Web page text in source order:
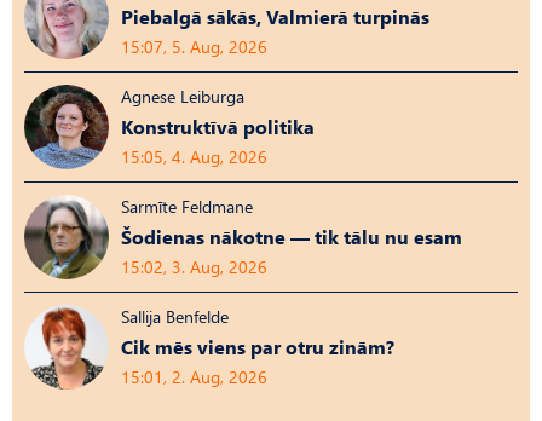
Piebalgā sākās, Valmierā turpinās
15:07, 5. Aug, 2026
Agnese Leiburga
Konstruktīvā politika
15:05, 4. Aug, 2026
Sarmīte Feldmane
Šodienas nākotne — tik tālu nu esam
15:02, 3. Aug, 2026
Sallija Benfelde
Cik mēs viens par otru zinām?
15:01, 2. Aug, 2026